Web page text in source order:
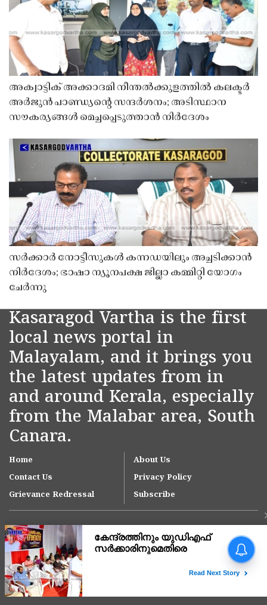
അക്വാട്ടിക് അക്കാദമി നീന്തൽക്കുളത്തിൽ കലക്ടർ
അർജുൻ പാണ്ഡ്യൻ്റെ സന്ദർശനം; അടിസ്ഥാന
സൗകര്യങ്ങൾ മെച്ചപ്പെടുത്താൻ നിർദേശം
സർക്കാർ നോട്ടീസുകൾ കന്നഡയിലും അച്ചടിക്കാൻ
നിർദേശം; ഭാഷാ ന്യൂനപക്ഷ ജില്ലാ കമ്മിറ്റി യോഗം
ചേർന്നു
Kasaragod Vartha is the first
local news portal in
Malayalam, and it brings you
the latest updates from in
and around Kerala, especially
from the Malabar area, South
Canara.
Home
About Us
Contact Us
Privacy Policy
Grievance Redressal
Subscribe
Copyright © 2007-